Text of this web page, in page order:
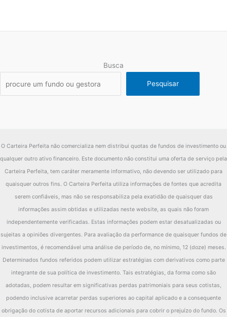
Busca
Pesquisar
O Carteira Perfeita não comercializa nem distribui quotas de fundos de investimento ou
qualquer outro ativo financeiro. Este documento não constitui uma oferta de serviço pela
Carteira Perfeita, tem caráter meramente informativo, não devendo ser utilizado para
quaisquer outros fins. O Carteira Perfeita utiliza informações de fontes que acredita
serem confiáveis, mas não se responsabiliza pela exatidão de quaisquer das
informações assim obtidas e utilizadas neste website, as quais não foram
independentemente verificadas. Estas informações podem estar desatualizadas ou
sujeitas a opiniões divergentes. Para avaliação da performance de quaisquer fundos de
investimentos, é recomendável uma análise de período de, no mínimo, 12 (doze) meses.
Determinados fundos referidos podem utilizar estratégias com derivativos como parte
integrante de sua política de investimento. Tais estratégias, da forma como são
adotadas, podem resultar em significativas perdas patrimoniais para seus cotistas,
podendo inclusive acarretar perdas superiores ao capital aplicado e a consequente
obrigação do cotista de aportar recursos adicionais para cobrir o prejuízo do fundo. Os